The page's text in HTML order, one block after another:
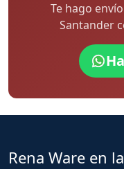
Te hago
Santander
Rena Ware en